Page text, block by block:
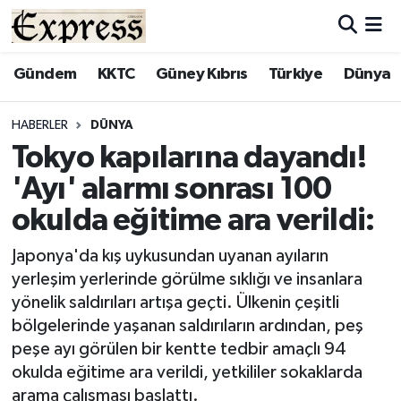
Gündem KKTC Güney Kıbrıs Türkiye Dünya
HABERLER DÜNYA
Tokyo kapılarına dayandı!
'Ayı' alarmı sonrası 100
okulda eğitime ara verildi:
Japonya'da kış uykusundan uyanan ayıların
yerleşim yerlerinde görülme sıklığı ve insanlara
yönelik saldırıları artışa geçti. Ülkenin çeşitli
bölgelerinde yaşanan saldırıların ardından, peş
peşe ayı görülen bir kentte tedbir amaçlı 94
okulda eğitime ara verildi, yetkililer sokaklarda
arama çalışması başlattı.
ALAYKÖY
BİLİM
ÇATALKÖY
DÜNYA
EĞİTİM
EKONOMİ
ENGLISH
Hava Durumu
Süper Lig Puan Durumu ve Fikstür
Tüm Manşetler
Son Dakika Haberleri
Haber Arşivi